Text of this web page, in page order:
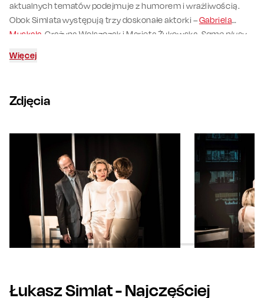
aktualnych tematów podejmuje z humorem i wrażliwością.
Obok Simlata występują trzy doskonałe aktorki –Gabriela
Muskała , Grażyna Wolszczak i Marieta Żukowska. Same plusy
korpo. Widzowie doceniają ten spektakl właśnie za bardzo
Więcej
Zdjęcia
Łukasz Simlat- Najczęściej